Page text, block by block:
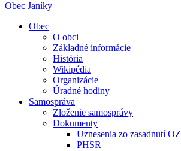
Obec Janíky
Obec
O obci
Základné informácie
História
Wikipédia
Organizácie
Úradné hodiny
Samospráva
Zloženie samosprávy
Dokumenty
Uznesenia zo zasadnutí OZ
PHSR